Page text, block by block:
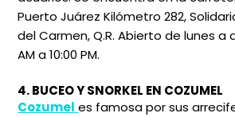
Puerto Juárez Kilómetro 282,
del Carmen, Q.R. Abierto de lunes a
AM a 10:00 PM.
4. BUCEO Y SNORKEL EN COZUMEL
Cozumel es famosa por sus